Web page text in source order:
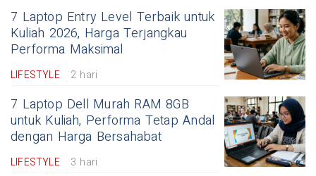
7 Laptop Entry Level Terbaik untuk
Kuliah 2026, Harga Terjangkau
Performa Maksimal
LIFESTYLE 2 hari
7 Laptop Dell Murah RAM 8GB
untuk Kuliah, Performa Tetap Andal
dengan Harga Bersahabat
LIFESTYLE 3 hari